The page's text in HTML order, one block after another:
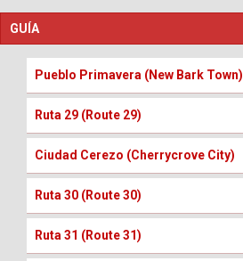
GUÍA
Pueblo Primavera (New Bark Town)
Ruta 29 (Route 29)
Ciudad Cerezo (Cherrycrove City)
Ruta 30 (Route 30)
Ruta 31 (Route 31)